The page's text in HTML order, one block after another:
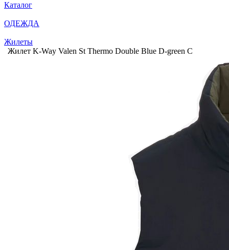
Каталог
ОДЕЖДА
Жилеты
Жилет K-Way Valen St Thermo Double Blue D-green C